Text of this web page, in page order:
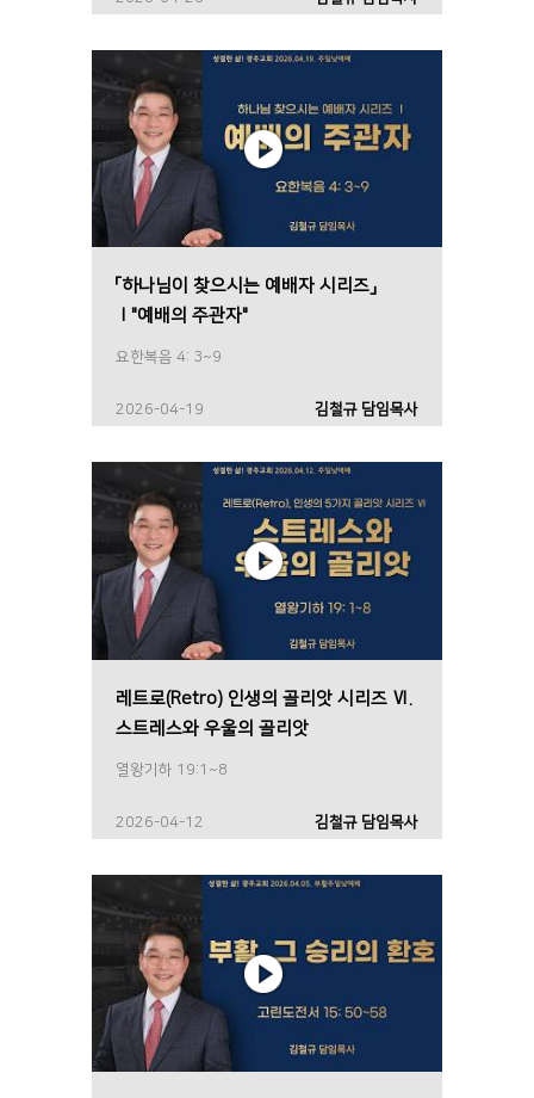
「하나님이 찾으시는 예배자 시리즈」
Ⅰ"예배의 주관자"
요한복음 4: 3~9
2026-04-19 김철규 담임목사
레트로(Retro) 인생의 골리앗 시리즈 Ⅵ.
스트레스와 우울의 골리앗
열왕기하 19:1~8
2026-04-12 김철규 담임목사